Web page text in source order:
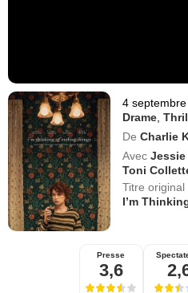
4
Drame ,
De Charlie
Avec
Toni
Titre original
I’m
Presse
3,6